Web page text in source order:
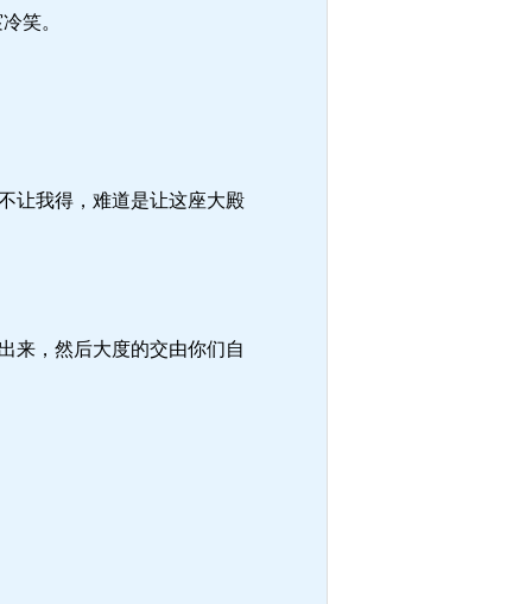
笑。
让我得，难道是让这座大殿
来，然后大度的交由你们自